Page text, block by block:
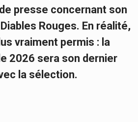
presse concernant son
Rouges. En réalité,
vraiment permis : la
2026 sera son dernier
la sélection.